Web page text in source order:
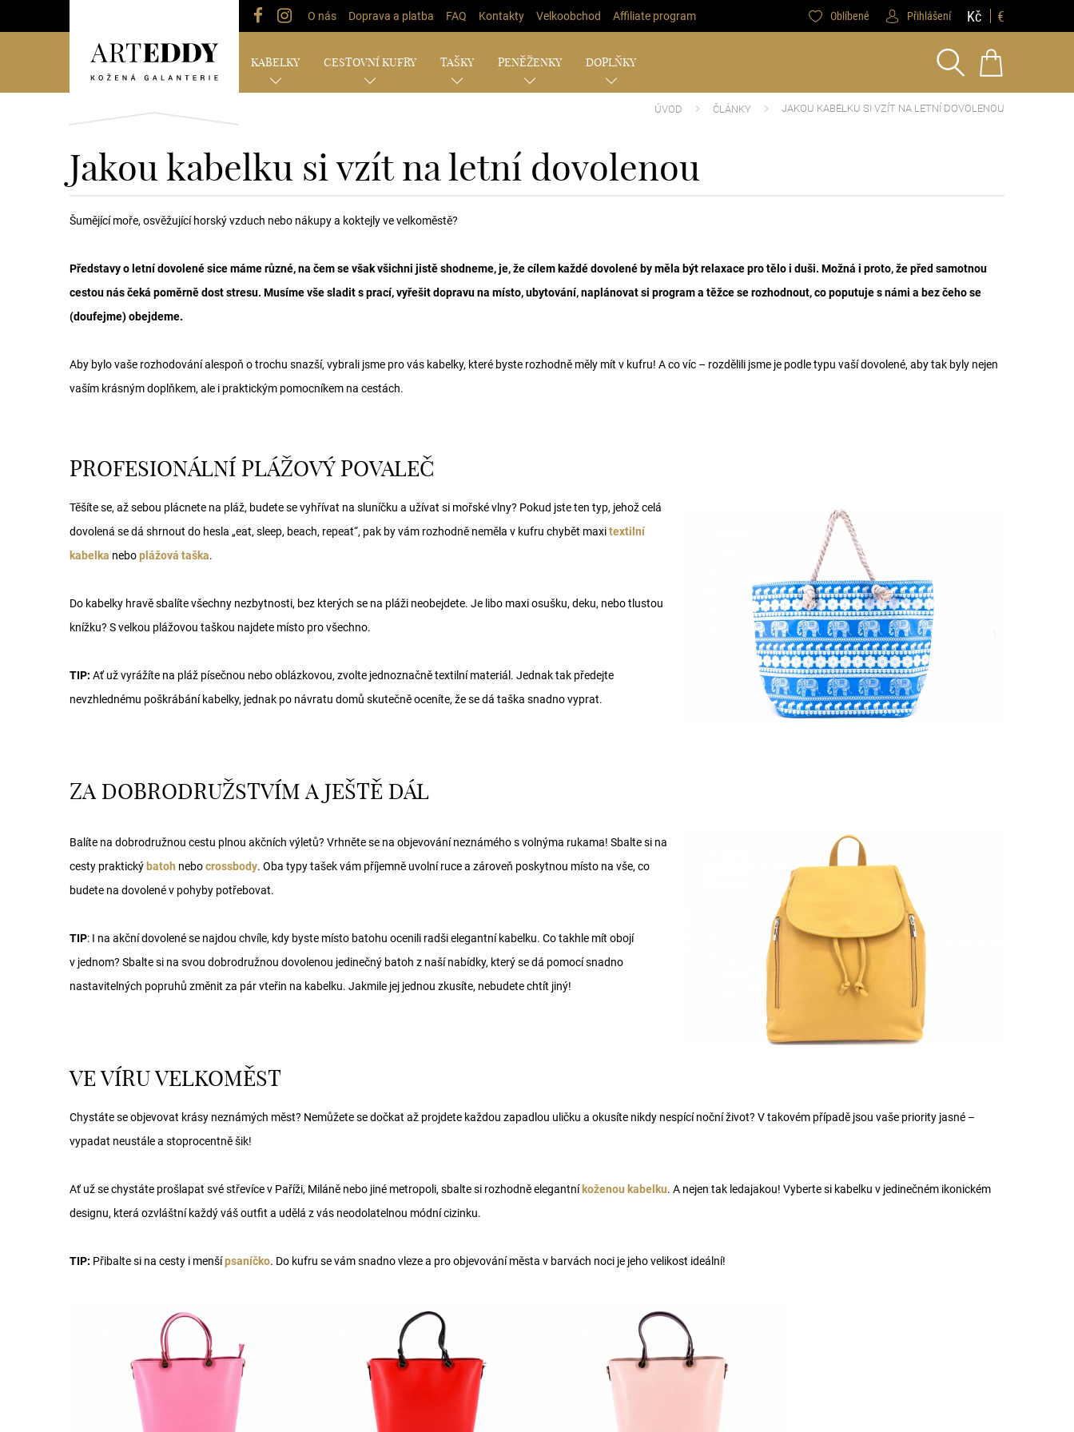
O nás Doprava a platba FAQ Kontakty Velkoobchod Affiliate program Oblíbené Přihlášení Kč €
KABELKY CESTOVNÍ KUFRY TAŠKY PENĚŽENKY DOPLŇKY
ÚVOD ČLÁNKY JAKOU KABELKU SI VZÍT NA LETNÍ DOVOLENOU
Jakou kabelku si vzít na letní dovolenou
Šumějící moře, osvěžující horský vzduch nebo nákupy a koktejly ve velkoměstě?
Představy o letní dovolené sice máme různé, na čem se však všichni jistě shodneme, je, že cílem každé dovolené by měla být relaxace pro tělo i duši. Možná i proto, že před samotnou
cestou nás čeká poměrně dost stresu. Musíme vše sladit s prací, vyřešit dopravu na místo, ubytování, naplánovat si program a těžce se rozhodnout, co poputuje s námi a bez čeho se
(doufejme) obejdeme.
Aby bylo vaše rozhodování alespoň o trochu snazší, vybrali jsme pro vás kabelky, které byste rozhodně měly mít v kufru! A co víc – rozdělili jsme je podle typu vaší dovolené, aby tak byly nejen
vaším krásným doplňkem, ale i praktickým pomocníkem na cestách.
PROFESIONÁLNÍ PLÁŽOVÝ POVALEČ
Těšíte se, až sebou plácnete na pláž, budete se vyhřívat na sluníčku a užívat si mořské vlny? Pokud jste ten typ, jehož celá
dovolená se dá shrnout do hesla „eat, sleep, beach, repeat“, pak by vám rozhodně neměla v kufru chybět maxitextilní
kabelka neboplážová taška.
Do kabelky hravě sbalíte všechny nezbytnosti, bez kterých se na pláži neobejdete. Je libo maxi osušku, deku, nebo tlustou
knížku? S velkou plážovou taškou najdete místo pro všechno.
TIP: Ať už vyrážíte na pláž písečnou nebo oblázkovou, zvolte jednoznačně textilní materiál. Jednak tak předejte
nevzhlednému poškrábání kabelky, jednak po návratu domů skutečně oceníte, že se dá taška snadno vyprat.
ZA DOBRODRUŽSTVÍM A JEŠTĚ DÁL
Balíte na dobrodružnou cestu plnou akčních výletů? Vrhněte se na objevování neznámého s volnýma rukama! Sbalte si na
cesty praktický batoh nebocrossbody. Oba typy tašek vám příjemně uvolní ruce a zároveň poskytnou místo na vše, co
budete na dovolené v pohyby potřebovat.
TIP: I na akční dovolené se najdou chvíle, kdy byste místo batohu ocenili radši elegantní kabelku. Co takhle mít obojí
v jednom? Sbalte si na svou dobrodružnou dovolenou jedinečný batoh z naší nabídky, který se dá pomocí snadno
nastavitelných popruhů změnit za pár vteřin na kabelku. Jakmile jej jednou zkusíte, nebudete chtít jiný!
VE VÍRU VELKOMĚST
Chystáte se objevovat krásy neznámých měst? Nemůžete se dočkat až projdete každou zapadlou uličku a okusíte nikdy nespící noční život? V takovém případě jsou vaše priority jasné –
vypadat neustále a stoprocentně šik!
Ať už se chystáte prošlapat své střevíce v Paříži, Miláně nebo jiné metropoli, sbalte si rozhodně elegantní koženou kabelku. A nejen tak ledajakou! Vyberte si kabelku v jedinečném ikonickém
designu, která ozvláštní každý váš outfit a udělá z vás neodolatelnou módní cizinku.
TIP: Přibalte si na cesty i menšípsaníčko. Do kufru se vám snadno vleze a pro objevování města v barvách noci je jeho velikost ideální!